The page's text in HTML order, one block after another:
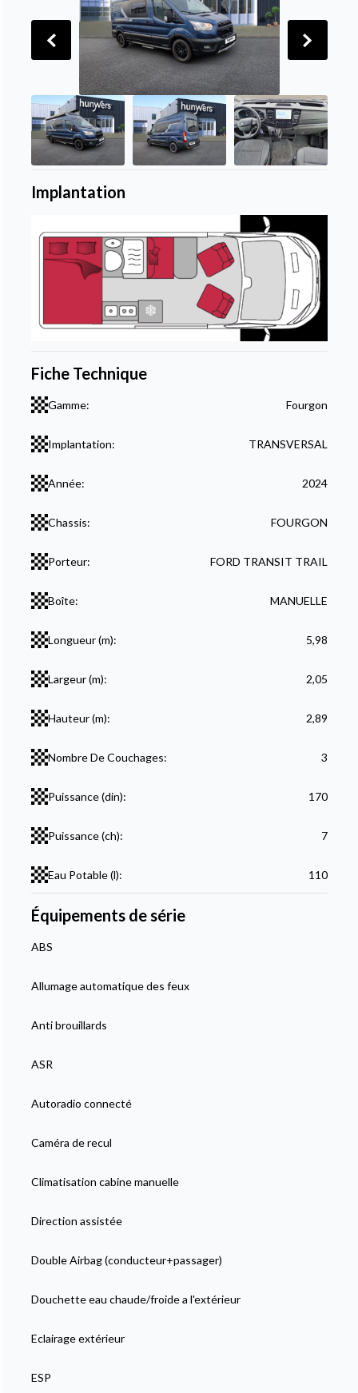
Implantation
Fiche Technique
Gamme: Fourgon
Implantation: TRANSVERSAL
Année: 2024
Chassis: FOURGON
Porteur: FORD TRANSIT TRAIL
Boîte: MANUELLE
Longueur (m): 5,98
Largeur (m): 2,05
Hauteur (m): 2,89
Nombre De Couchages: 3
Puissance (din): 170
Puissance (ch): 7
Eau Potable (l): 110
Équipements de série
ABS
Allumage automatique des feux
Anti brouillards
ASR
Autoradio connecté
Caméra de recul
Climatisation cabine manuelle
Direction assistée
Double Airbag (conducteur+passager)
Douchette eau chaude/froide a l'extérieur
Eclairage extérieur
ESP